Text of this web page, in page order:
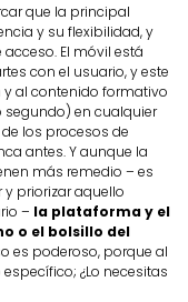
que la principal
y su flexibilidad, y
El móvil está
con el usuario, y este
al contenido formativo
segundo) en cualquier
los procesos de
antes. Y aunque la
más remedio – es
priorizar aquello
– la plataforma y el
o el bolsillo del
es poderoso, porque al
¿Lo necesitas